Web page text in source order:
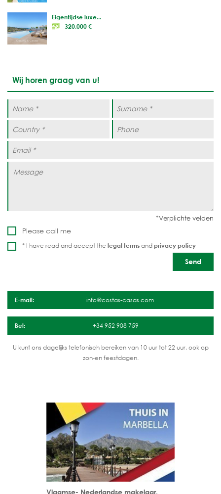
Eigentijdse luxe...
320.000 €
Wij horen graag van u!
Please call me
* I have read and accept the legal termsandprivacy policy
E-mail: info@costas-casas.com
Bel: +34 952 908 759
U kunt ons dagelijks telefonisch bereiken van 10 uur tot 22 uur, ook op
zon-en feestdagen.
Vlaamse- Nederlandse makelaar.